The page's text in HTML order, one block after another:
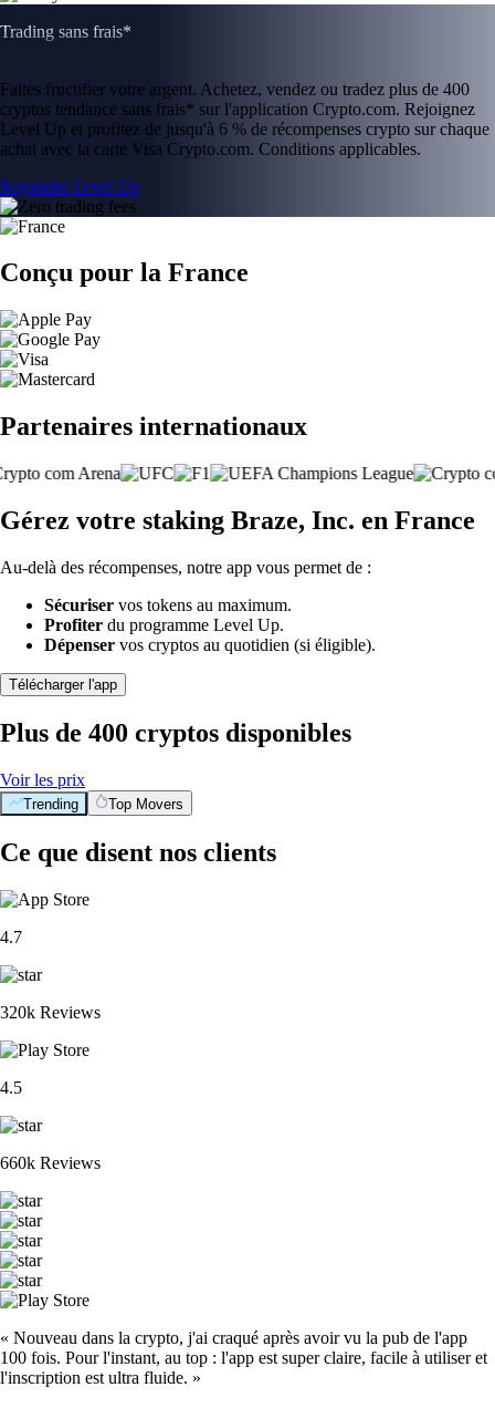
Trading sans frais*
Faites fructifier votre argent. Achetez, vendez ou tradez plus de 400
cryptos tendance sans frais* sur l'application Crypto.com. Rejoignez
Level Up et profitez de jusqu'à 6 % de récompenses crypto sur chaque
achat avec la carte Visa Crypto.com. Conditions applicables.
Rejoindre Level Up
Conçu pour la France
Partenaires internationaux
Gérez votre staking Braze, Inc. en France
Au-delà des récompenses, notre app vous permet de :
Sécuriser vos tokens au maximum.
Profiter du programme Level Up.
Dépenser vos cryptos au quotidien (si éligible).
Télécharger l'app
Plus de 400 cryptos disponibles
Voir les prix
Trending Top Movers
Ce que disent nos clients
4.7
320k Reviews
4.5
660k Reviews
« Nouveau dans la crypto, j'ai craqué après avoir vu la pub de l'app
100 fois. Pour l'instant, au top : l'app est super claire, facile à utiliser et
l'inscription est ultra fluide. »